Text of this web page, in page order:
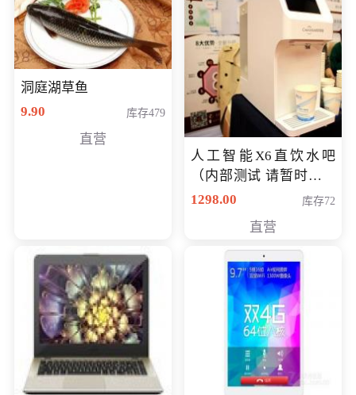
洞庭湖草鱼
9.90
库存479
直营
人工智能X6直饮水吧
（内部测试 请暂时不要
购买）
1298.00 库存72
直营